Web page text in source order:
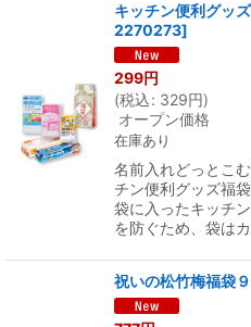
キッチン便利グッ
2270273]
299円
(税込: 329円)
オープン価格
在庫あり
名前入れどっとこ
チン便利グッズ福
袋に入ったキッチ
を防ぐため、袋は
祝いの松竹梅福袋